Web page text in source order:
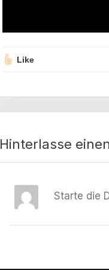
Like
Hinterlasse